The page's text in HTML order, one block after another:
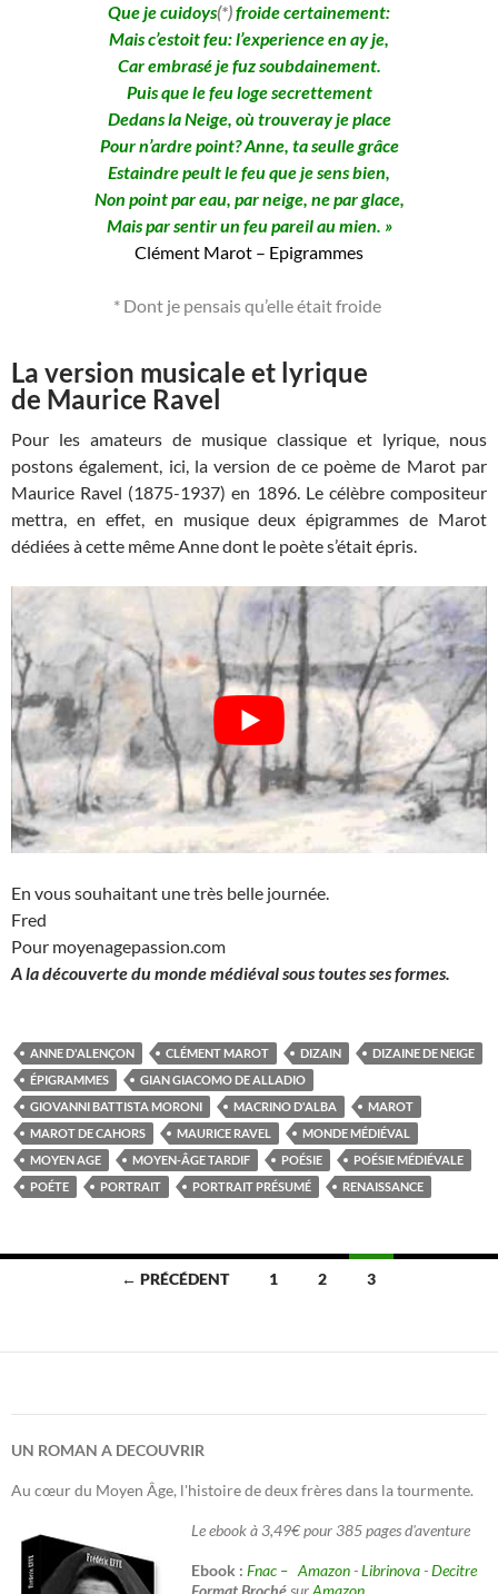
Que je cuidoys(*)froide certainement:
Mais c’estoit feu: l’experience en ay je,
Car embrasé je fuz soubdainement.
Puis que le feu loge secrettement
Dedans la Neige, où trouveray je place
Pour n’ardre point? Anne, ta seulle grâce
Estaindre peult le feu que je sens bien,
Non point par eau, par neige, ne par glace,
Mais par sentir un feu pareil au mien. »
Clément Marot – Epigrammes
* Dont je pensais qu’elle était froide
La version musicale et lyrique
de Maurice Ravel
Pour les amateurs de musique classique et lyrique, nous
postons également, ici, la version de ce poème de Marot par
Maurice Ravel (1875-1937) en 1896. Le célèbre compositeur
mettra, en effet, en musique deux épigrammes de Marot
dédiées à cette même Anne dont le poète s’était épris.
En vous souhaitant une très belle journée.
Fred
Pour moyenagepassion.com
A la découverte du monde médiéval sous toutes ses formes.
ANNE D'ALENÇON CLÉMENT MAROT DIZAIN
DIZAINE DE NEIGE
ÉPIGRAMMES
GIAN GIACOMO DE ALLADIO
GIOVANNI BATTISTA MORONI
MACRINO D'ALBA
MAROT
MAROT DE CAHORS
MAURICE RAVEL
MONDE MÉDIÉVAL
MOYEN AGE
MOYEN-ÂGE TARDIF POÉSIE
POÉSIE MÉDIÉVALE
POÉTE
PORTRAIT PORTRAIT PRÉSUMÉ RENAISSANCE
Navigation
articles
← PRÉCÉDENT 1 2 3
UN ROMAN A DECOUVRIR
Au cœur du Moyen Âge, l'histoire de deux frères dans la tourmente.
Le ebook à 3,49€ pour 385 pages d'aventure
Ebook : Fnac – Amazon-Librinova-Decitre